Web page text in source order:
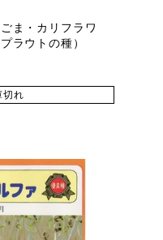
ま・カリフラワ
ラウトの種）
切れ